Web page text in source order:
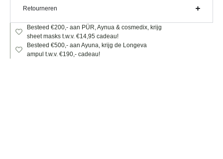
Retourneren
Besteed €200,- aan PÜR, Aynua & cosmedix, krijg
sheet masks t.w.v. €14,95 cadeau!
Besteed €500,- aan Ayuna, krijg de Longeva
ampul t.w.v. €190,- cadeau!